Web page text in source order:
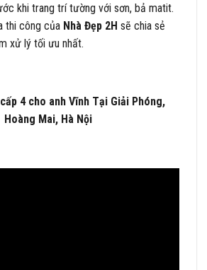
khi trang trí tường với sơn, bả matit.
thi công của Nhà Đẹp 2H sẽ chia sẻ
xử lý tối ưu nhất.
4 cho anh Vĩnh Tại Giải Phóng,
Hoàng Mai, Hà Nội